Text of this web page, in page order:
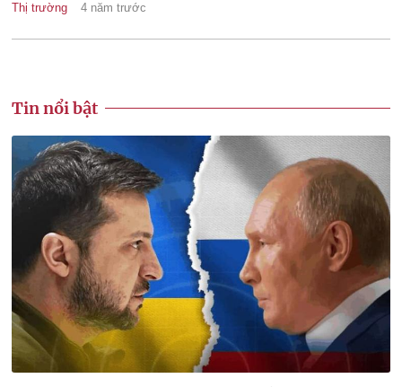
Thị trường 4 năm trước
Tin nổi bật